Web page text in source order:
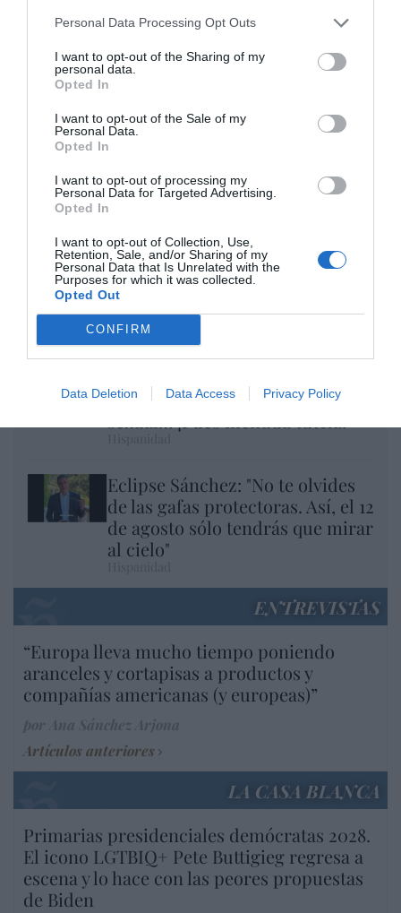
Personal Data Processing Opt Outs
I want to opt-out of the Sharing of my
personal data.
Opted In
I want to opt-out of the Sale of my
Personal Data.
Opted In
I want to opt-out of processing my
Personal Data for Targeted Advertising.
Opted In
I want to opt-out of Collection, Use,
Retention, Sale, and/or Sharing of my
Personal Data that Is Unrelated with the
Purposes for which it was collected.
Opted Out
CONFIRM
Data Deletion Data Access Privacy Policy
Argumentos
El desplante de Albares a Milei... ante
Felipe VI
Hispanidad
Nuestra contradicción ‘in
Estado que sufren violencia
sexual… ¡Pues menuda tutela!
Eclipse Sánchez: "No te olvides
de las gafas protectoras. Así, el 12
de agosto sólo tendrás que mirar
al cielo"
ENTREVISTAS
“Europa lleva mucho tiempo poniendo
aranceles y cortapisas a productos y
compañías americanas (y europeas)”
Artículos anteriores
LA CASA BLANCA
Primarias presidenciales demócratas 2028.
El icono LGTBIQ+ Pete Buttigieg regresa a
escena y lo hace con las peores propuestas
de Biden